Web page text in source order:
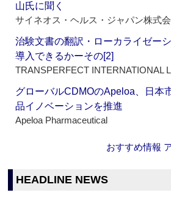
山氏に聞く
サイネオス・ヘルス・ジャパン株式
治験文書の翻訳・ローカライゼー
導入できるかーその[2]
TRANSPERFECT INTERNATIONAL
グローバルCDMOのApeloa、日本
品イノベーションを推進
Apeloa Pharmaceutical
おすすめ情報
HEADLINE NEWS